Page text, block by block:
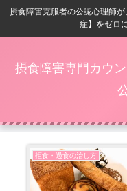
摂食障害克服者の公認心理師
症】をゼロ
摂食障害専門カウ
拒食・過食の治し方